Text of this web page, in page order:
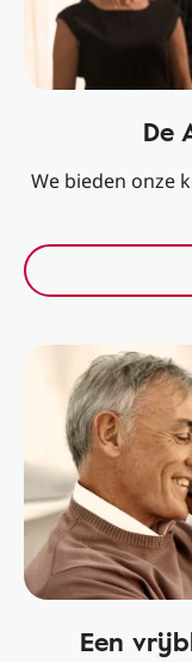
De
We bieden onze
Een